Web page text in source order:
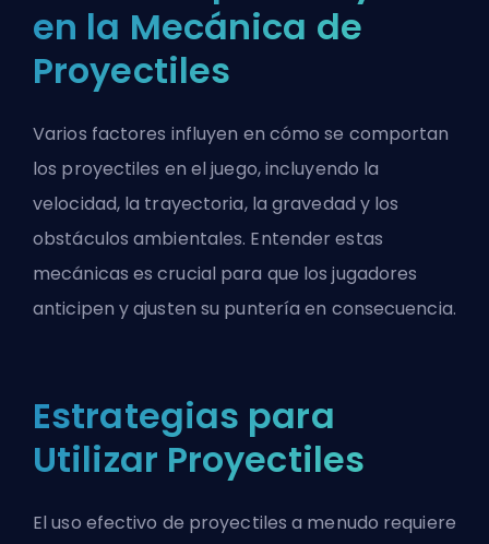
en la Mecánica de
Proyectiles
Varios factores influyen en cómo se comportan
los proyectiles en el juego, incluyendo la
velocidad, la trayectoria, la gravedad y los
obstáculos ambientales. Entender estas
mecánicas es crucial para que los jugadores
anticipen y ajusten su puntería en consecuencia.
Estrategias para
Utilizar Proyectiles
El uso efectivo de proyectiles a menudo requiere